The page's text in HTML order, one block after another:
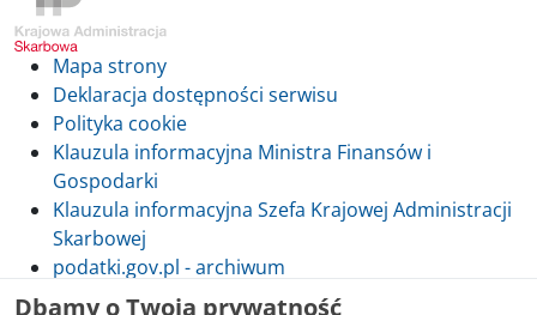
Mapa strony
Deklaracja dostępności serwisu
Polityka cookie
Klauzula informacyjna Ministra Finansów i
Gospodarki
Klauzula informacyjna Szefa Krajowej Administracji
Skarbowej
podatki.gov.pl - archiwum
Dbamy o Twoją prywatność